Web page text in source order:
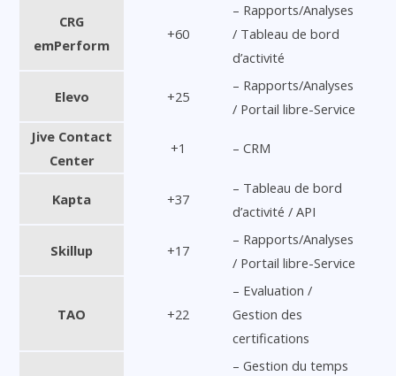
CRG
emPerform
+60
– Rapports/Analyses
/ Tableau de bord
d’activité
Elevo +25
– Rapports/Analyses
/ Portail libre-Service
Jive Contact
Center
+1 – CRM
Kapta +37
– Tableau de bord
d’activité / API
Skillup +17
– Rapports/Analyses
/ Portail libre-Service
TAO +22
– Evaluation /
Gestion des
certifications
– Gestion du temps